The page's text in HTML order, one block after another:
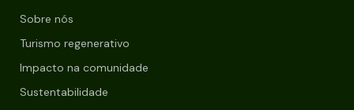
Sobre nós
Turismo regenerativo
Impacto na comunidade
Sustentabilidade